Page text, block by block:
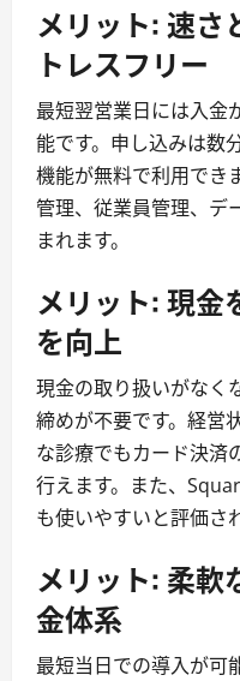
メリット: 速さ
トレスフリー
最短翌営業日には入金
能です。申し込みは数
機能が無料で利用でき
管理、従業員管理、デ
まれます。
メリット: 現金
を向上
現金の取り扱いがなく
締めが不要です。経営
な診療でもカード決済
行えます。また、
も使いやすいと評価さ
メリット: 柔軟
金体系
最短当日での導入が可